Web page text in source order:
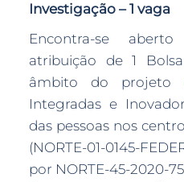
Investigação – 1 vaga
Encontra-se
atribuição de 1
âmbito do projeto
Integradas e
das pessoas nos
(NORTE-01-0145-
por NORTE-45-2020-